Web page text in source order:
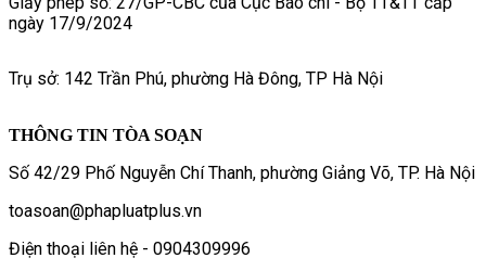
ngày 17/9/2024
Trụ sở: 142 Trần Phú, phường Hà Đông, TP Hà Nội
THÔNG TIN TÒA SOẠN
Số 42/29 Phố Nguyễn Chí Thanh, phường Giảng Võ, TP. Hà Nội
toasoan@phapluatplus.vn
Điện thoại liên hệ - 0904309996